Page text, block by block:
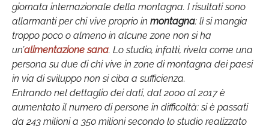
giornata internazionale della montagna. I risultati sono
allarmanti per chi vive proprio in montagna: lì si mangia
troppo poco o almeno in alcune zone non si ha
un’alimentazione sana. Lo studio, infatti, rivela come una
persona su due di chi vive in zone di montagna dei paesi
in via di sviluppo non si ciba a sufficienza.
Entrando nel dettaglio dei dati, dal 2000 al 2017 è
aumentato il numero di persone in difficoltà: si è passati
da 243 milioni a 350 milioni secondo lo studio realizzato